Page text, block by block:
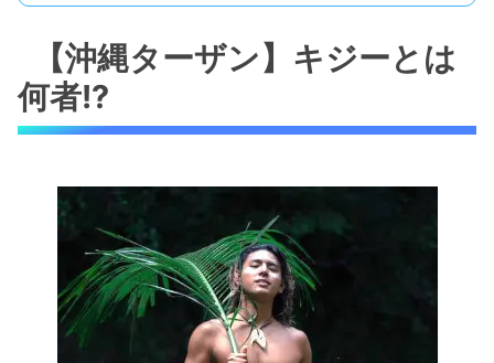
【沖縄ターザン】キジーとは
何者!?